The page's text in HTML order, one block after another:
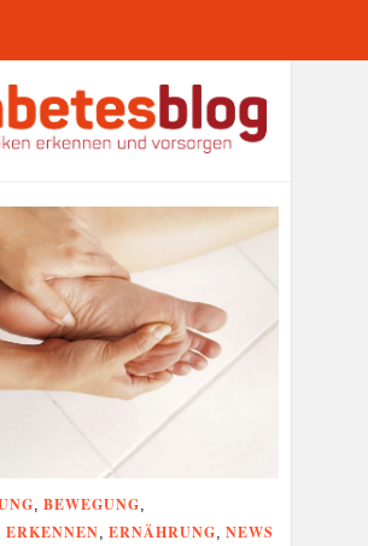
BEWEGUNG
ERNÄHRUNG NEWS